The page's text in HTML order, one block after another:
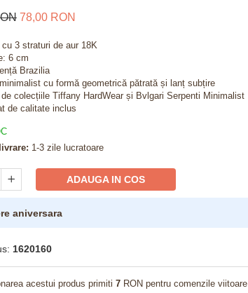
78,00 RON
cu 3 straturi de aur 18K
6 cm
Brazilia
cu formă geometrică pătrată și lanț subțire
de colecțiile Tiffany HardWear și Bvlgari Serpenti Minimalist
de calitate inclus
1-3 zile lucratoare
ADAUGA IN COS
aniversara
1620160
acestui produs primiti 7 RON pentru comenzile viitoare